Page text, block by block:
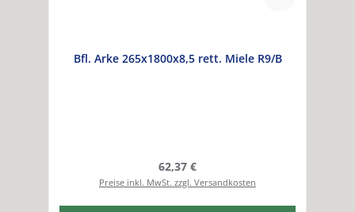
Bfl. Arke 265x1800x8,5 rett. Miele R9/B
Regulärer Preis:
62,37 €
Preise inkl. MwSt. zzgl. Versandkosten